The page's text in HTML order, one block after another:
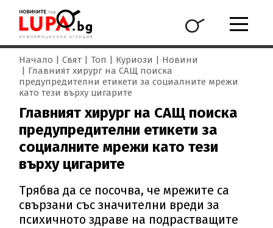
Начало Свят Топ Куриози
Новини
Главният хирург на САЩ поиска
предупредителни етикети за социалните мрежи
като тези върху цигарите
Главният хирург на САЩ поиска
предупредителни етикети за
социалните мрежи като тези
върху цигарите
Трябва да се посочва, че мрежите са
свързани със значителни вреди за
психичното здраве на подрастващите